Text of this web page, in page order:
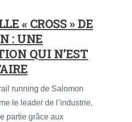
« CROSS » DE
: UNE
QUI N’EST
running de Salomon
le leader de l’industrie,
partie grâce aux